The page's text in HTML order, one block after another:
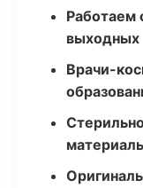
Работаем
выходных
Врачи-